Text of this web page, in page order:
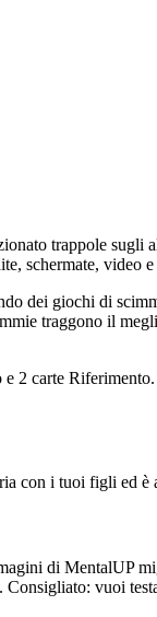
trappole sugli
schermate, video
dei giochi di
traggono il
2 carte
con i tuoi figli ed è
di MentalUP
vuoi